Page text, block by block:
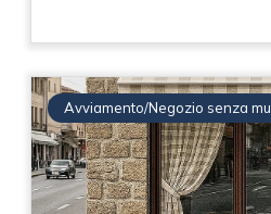
Avviamento/Negozio senza